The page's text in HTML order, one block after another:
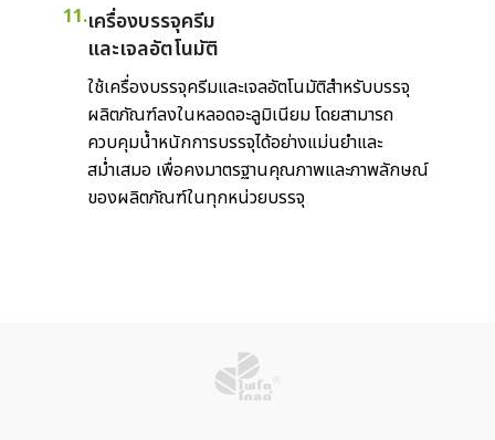
11.เครื่องบรรจุครีม
และเจลอัตโนมัติ
ใช้เครื่องบรรจุครีมและเจลอัตโนมัติสำหรับบรรจุ
ผลิตภัณฑ์ลงในหลอดอะลูมิเนียม โดยสามารถ
ควบคุมน้ำหนักการบรรจุได้อย่างแม่นยำและ
สม่ำเสมอ เพื่อคงมาตรฐานคุณภาพและภาพลักษณ์
ของผลิตภัณฑ์ในทุกหน่วยบรรจุ